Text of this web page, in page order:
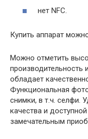
нет NFC.
Купить аппарат
Можно отметить
производительность
обладает
Функциональная
снимки, в т.ч. селфи.
качества и
замечательным